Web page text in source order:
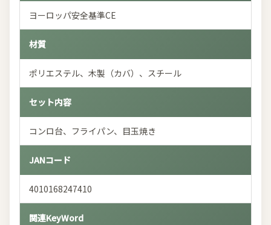
ヨーロッパ安全基準CE
材質
ポリエステル、木製（カバ）、スチール
セット内容
コンロ台、フライパン、目玉焼き
JANコード
4010168247410
関連KeyWord